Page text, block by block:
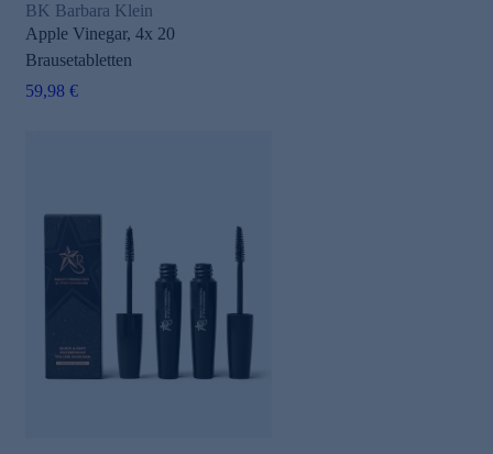
BK Barbara Klein
Apple Vinegar, 4x 20
Brausetabletten
59,98 €